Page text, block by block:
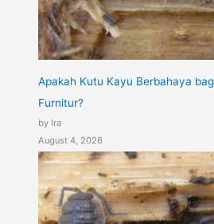
Apakah Kutu Kayu Berbahaya
Furnitur?
by Ira
August 4, 2026